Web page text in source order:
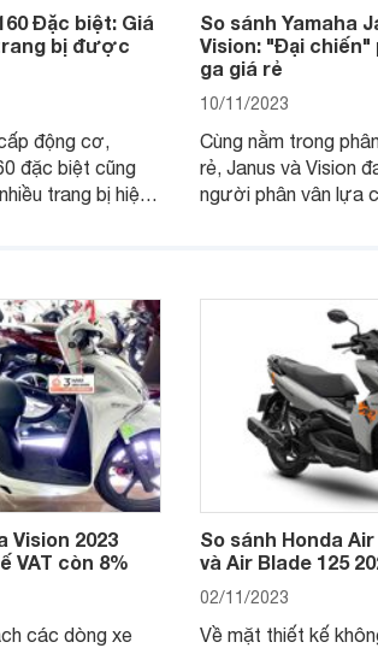
Đặc biệt: Giá
bị được
động cơ,
đặc biệt cũng
trang bị hiện
So sánh Yamaha
Vision: "Đại chiến"
ga giá rẻ
10/11/2023
Cùng nằm trong
rẻ, Janus và Vision
người phân vân lựa
Vision 2023
VAT còn 8%
các dòng xe
So sánh Honda
và Air Blade 125
02/11/2023
Về mặt thiết kế